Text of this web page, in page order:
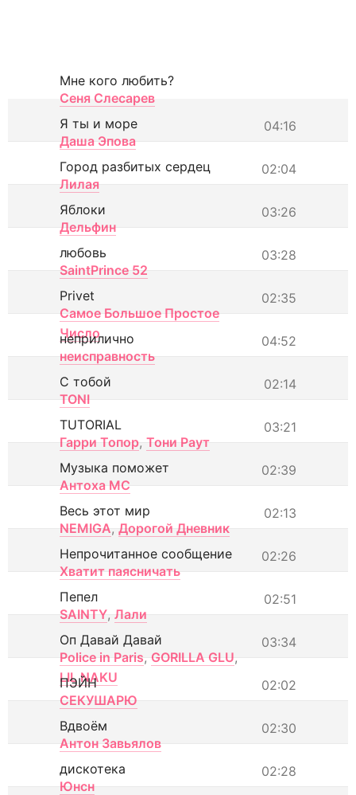
Мне кого любить?
Сеня Слесарев
04:16
Я ты и море
Даша Эпова
02:04
Город разбитых сердец
Лилая
03:26
Яблоки
Дельфин
03:28
любовь
SaintPrince 52
02:35
Privet
Самое Большое Простое
Число
04:52
неприлично
неисправность
02:14
С тобой
TONI
03:21
TUTORIAL
Гарри Топор, Тони Раут
02:39
Музыка поможет
Антоха МС
02:13
Весь этот мир
NEMIGA, Дорогой Дневник
02:26
Непрочитанное сообщение
Хватит паясничать
02:51
Пепел
SAINTY, Лали
03:34
Оп Давай Давай
Police in Paris, GORILLA GLU,
LIL NAKU
02:02
ПЭЙН
СЕКУШАРЮ
02:30
Вдвоём
Антон Завьялов
02:28
дискотека
Юнсн